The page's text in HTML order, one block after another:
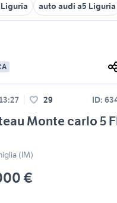
auto audi a5 Liguria
29 ID:
Monte carlo 5
(IM)
€